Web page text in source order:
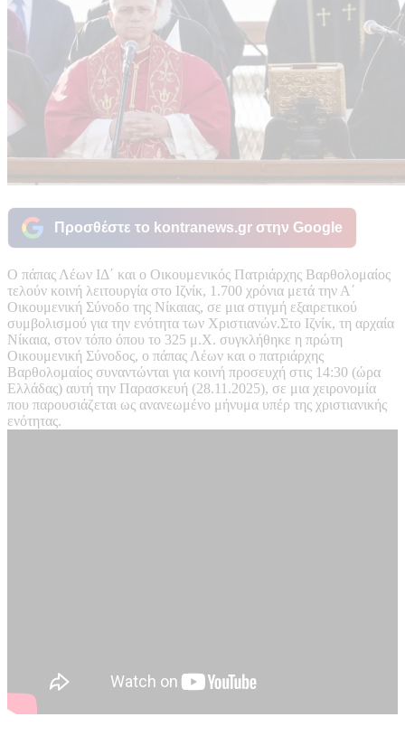
Προσθέστε το kontranews.gr στην Google
Ο πάπας Λέων ΙΔ΄ και ο Οικουμενικός Πατριάρχης Βαρθολομαίος
τελούν κοινή λειτουργία στο Ιζνίκ, 1.700 χρόνια μετά την Α΄
Οικουμενική Σύνοδο της Νίκαιας, σε μια στιγμή εξαιρετικού
συμβολισμού για την ενότητα των Χριστιανών.Στο Ιζνίκ, τη αρχαία
Νίκαια, στον τόπο όπου το 325 μ.Χ. συγκλήθηκε η πρώτη
Οικουμενική Σύνοδος, ο πάπας Λέων και ο πατριάρχης
Βαρθολομαίος συναντώνται για κοινή προσευχή στις 14:30 (ώρα
Ελλάδας) αυτή την Παρασκευή (28.11.2025), σε μια χειρονομία
που παρουσιάζεται ως ανανεωμένο μήνυμα υπέρ της χριστιανικής
ενότητας.